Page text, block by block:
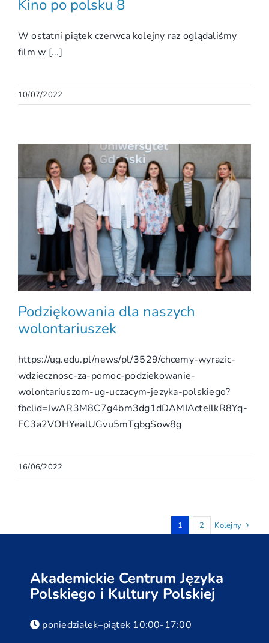
Kino po polsku 8
W ostatni piątek czerwca kolejny raz oglądaliśmy
film w [...]
10/07/2022
Podziękowania dla naszych
wolontariuszek
https://ug.edu.pl/news/pl/3529/chcemy-wyrazic-
wdziecznosc-za-pomoc-podziekowanie-
wolontariuszom-ug-uczacym-jezyka-polskiego?
fbclid=IwAR3M8C7g4bm3dg1dDAMIActeIlkR8Yq-
FC3a2VOHYealUGvu5mTgbgSow8g
16/06/2022
1 2 Kolejny
Akademickie Centrum Języka
Polskiego i Kultury Polskiej
poniedziałek–piątek 10:00-17:00